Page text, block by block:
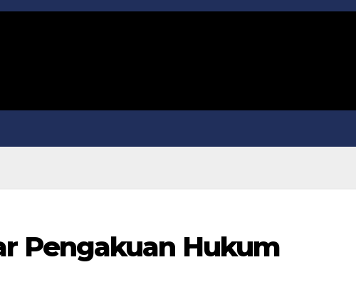
Pengakuan Hukum